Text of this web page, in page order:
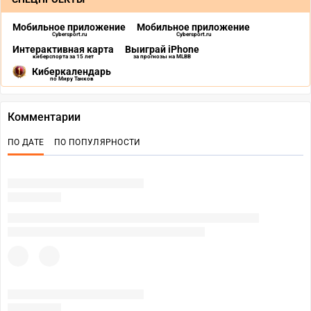
Мобильное приложение
Cybersport.ru
Мобильное приложение
Cybersport.ru
Интерактивная карта
киберспорта за 15 лет
Выиграй iPhone
за прогнозы на MLBB
Киберкалендарь
по Миру Танков
Комментарии
ПО ДАТЕ ПО ПОПУЛЯРНОСТИ